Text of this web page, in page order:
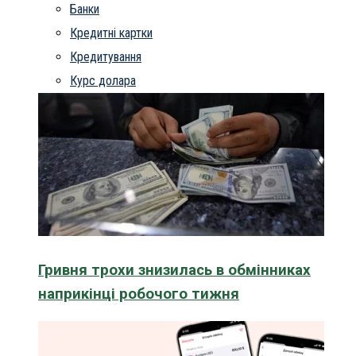
Банки
Кредитні картки
Кредитування
Курс долара
Гривня трохи знизилась в обмінниках
наприкінці робочого тижня